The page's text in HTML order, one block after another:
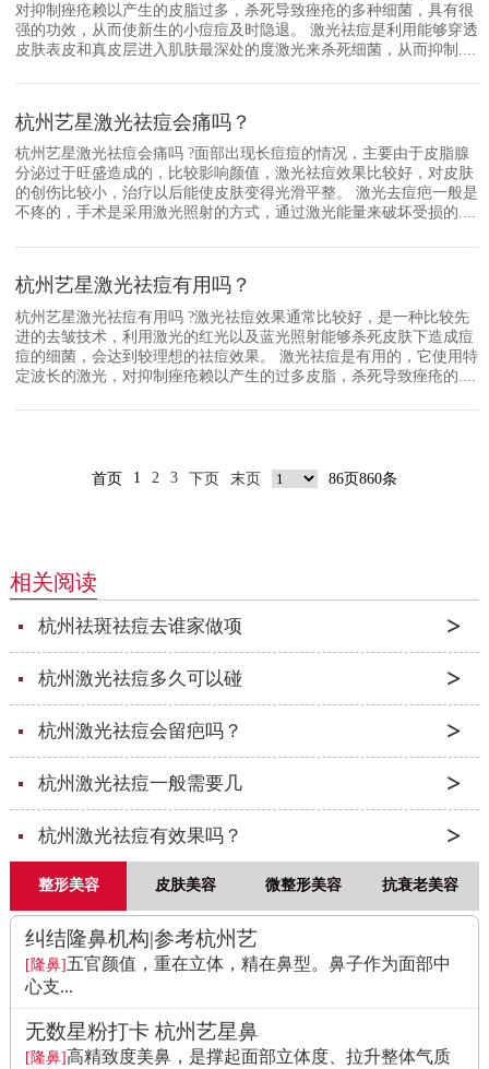
对抑制痤疮赖以产生的皮脂过多，杀死导致痤疮的多种细菌，具有很
强的功效，从而使新生的小痘痘及时隐退。 激光祛痘是利用能够穿透
皮肤表皮和真皮层进入肌肤最深处的度激光来杀死细菌，从而抑制....
杭州艺星激光祛痘会痛吗？
杭州艺星激光祛痘会痛吗 ?面部出现长痘痘的情况，主要由于皮脂腺
分泌过于旺盛造成的，比较影响颜值，激光祛痘效果比较好，对皮肤
的创伤比较小，治疗以后能使皮肤变得光滑平整。 激光去痘疤一般是
不疼的，手术是采用激光照射的方式，通过激光能量来破坏受损的....
杭州艺星激光祛痘有用吗？
杭州艺星激光祛痘有用吗 ?激光祛痘效果通常比较好，是一种比较先
进的去皱技术，利用激光的红光以及蓝光照射能够杀死皮肤下造成痘
痘的细菌，会达到较理想的祛痘效果。 激光祛痘是有用的，它使用特
定波长的激光，对抑制痤疮赖以产生的过多皮脂，杀死导致痤疮的....
首页 1 2 3 下页 末页 86页860条
相关阅读
杭州祛斑祛痘去谁家做项
杭州激光祛痘多久可以碰
杭州激光祛痘会留疤吗？
杭州激光祛痘一般需要几
杭州激光祛痘有效果吗？
整形美容 皮肤美容 微整形美容 抗衰老美容
纠结隆鼻机构|参考杭州艺
[隆鼻]五官颜值，重在立体，精在鼻型。鼻子作为面部中
心支...
无数星粉打卡 杭州艺星鼻
[隆鼻]高精致度美鼻，是撑起面部立体度、拉升整体气质